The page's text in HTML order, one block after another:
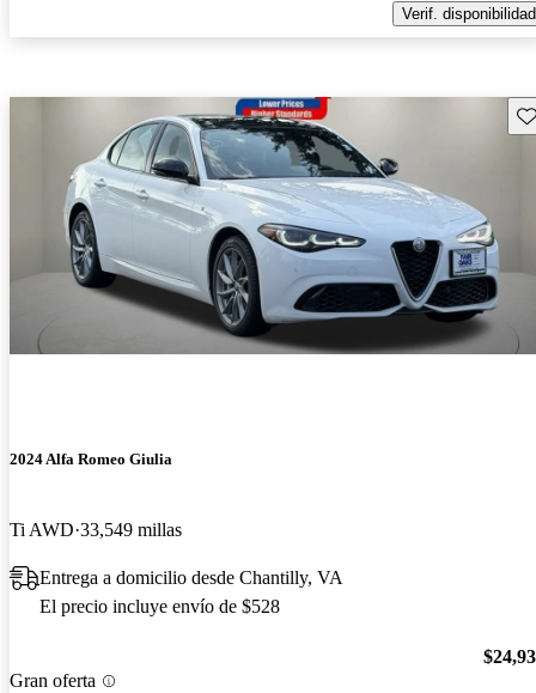
Verif. disponibilidad
2024 Alfa Romeo Giulia
Ti AWD 33,549 millas
Entrega a domicilio desde Chantilly, VA
El precio incluye envío de $528
Gran oferta